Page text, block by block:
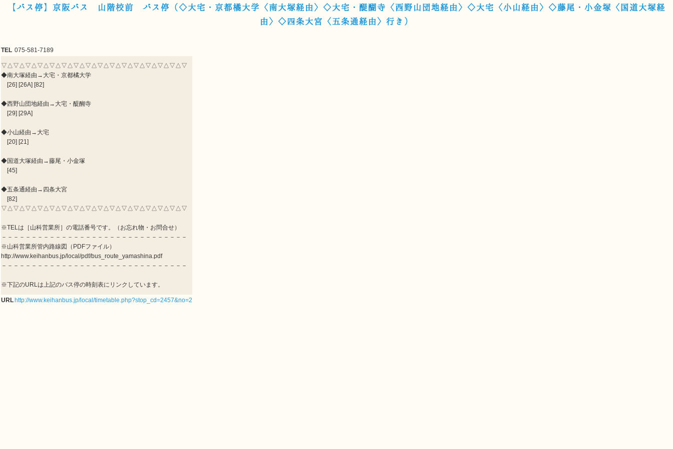
【バス停】京阪バス 山階校前 バス停（◇大宅・京都橘大学〈南大塚経由〉◇大宅・醍醐寺〈西野山団地経由〉◇大宅〈小山経由〉◇藤尾・小金塚〈国道大塚経
由〉◇四条大宮〈五条通経由〉行き）
TEL 075-581-7189
▽△▽△▽△▽△▽△▽△▽△▽△▽△▽△▽△▽△▽△▽△▽△▽
◆南大塚経由→大宅・京都橘大学
[26] [26A] [82]
◆西野山団地経由→大宅・醍醐寺
[29] [29A]
◆小山経由→大宅
[20] [21]
◆国道大塚経由→藤尾・小金塚
[45]
◆五条通経由→四条大宮
[82]
▽△▽△▽△▽△▽△▽△▽△▽△▽△▽△▽△▽△▽△▽△▽△▽
※TELは［山科営業所］の電話番号です。（お忘れ物・お問合せ）
－－－－－－－－－－－－－－－－－－－－－－－－－－－－－－－
※山科営業所管内路線図（PDFファイル）
http://www.keihanbus.jp/local/pdf/bus_route_yamashina.pdf
－－－－－－－－－－－－－－－－－－－－－－－－－－－－－－－
※下記のURLは上記のバス停の時刻表にリンクしています。
URL http://www.keihanbus.jp/local/timetable.php?stop_cd=2457&no=2